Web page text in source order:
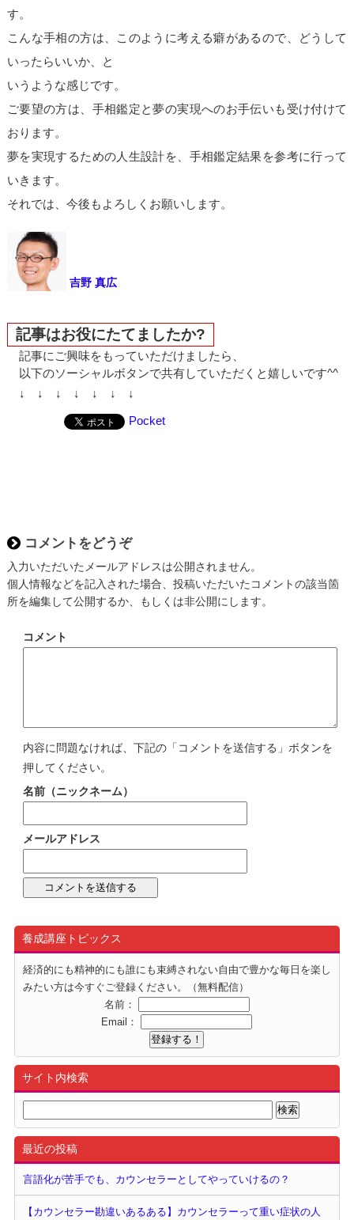
す。
こんな手相の方は、このように考える癖があるので、どうして
いったらいいか、と
いうような感じです。
ご要望の方は、手相鑑定と夢の実現へのお手伝いも受け付けて
おります。
夢を実現するための人生設計を、手相鑑定結果を参考に行って
いきます。
それでは、今後もよろしくお願いします。
吉野 真広
記事はお役にたてましたか?
記事にご興味をもっていただけましたら、
以下のソーシャルボタンで共有していただくと嬉しいです^^
↓ ↓ ↓ ↓ ↓ ↓ ↓
Pocket
コメントをどうぞ
入力いただいたメールアドレスは公開されません。
個人情報などを記入された場合、投稿いただいたコメントの該当箇
所を編集して公開するか、もしくは非公開にします。
コメント
内容に問題なければ、下記の「コメントを送信する」ボタンを
押してください。
名前（ニックネーム）
メールアドレス
養成講座トピックス
経済的にも精神的にも誰にも束縛されない自由で豊かな毎日を楽し
みたい方は今すぐご登録ください。（無料配信）
名前：
Email：
サイト内検索
最近の投稿
言語化が苦手でも、カウンセラーとしてやっていけるの？
【カウンセラー勘違いあるある】カウンセラーって重い症状の人